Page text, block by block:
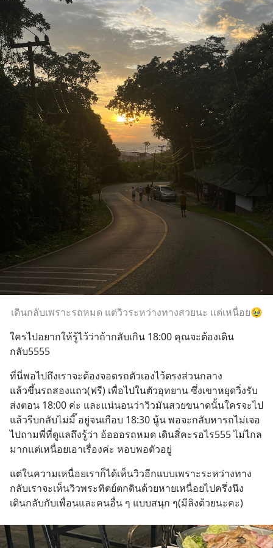
เดินกลับเพราะรถหมด แต่วิวระหว่างทางสวยนะ แต่เหนื่อย🥹
ใครไปอยากให้รู้ไว้ว่าถ้ากลับเกิน 18:00 คุณจะต้องเดิน
กลับ5555
ที่นี่พอไปถึงเราจะต้องจอดรถตัวเองไว้ตรงส่วนกลาง
แล้วขึ้นรถสองแถว(ฟรี) เพื่อไปในตัวอุทยาน ซึ่งเขาหยุดวิ่งรับ
ส่งตอน 18:00 ค่ะ และแน่นอนว่าวิวมันสวยขนาดนั้นใครจะไป
แล้วรีบกลับไม่มี๊ อยู่จนเกือบ 18:30 นู้น พอจะกลับหารถไม่เจอ
ไปถามพี่ที่ดูแลถึงรู้ว่า อ้อออรถหมด เดินสิ่คะรอไร555 ไม่ไกล
มากแต่เหนื่อยเอาเรื่องค่ะ หอบพอตัวอยู่
แต่ในความเหนื่อยเราก็ได้เห็นวิวอีกแบบเพราะระหว่างทาง
กลับเราจะเห็นวิวพระทิตย์ตกดินด้วยหายเหนื่อยไปครึ่งนึง
เดินกลับกับเพื่อนและคนอื่น ๆ แบบสนุก ๆ(มีลิงด้วยนะคะ)